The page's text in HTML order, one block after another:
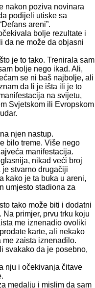
nakon poziva novinara
podijeli utiske sa
areni”.
bolje rezultate i
da ne može da objasni
je to tako. Trenirala sam
bolje nego ikad. Ali,
se ni baš najbolje, ali
da li je išta ili je to
na svijetu,
Svjetskom ili Evropskom
njen nastup.
bilo treme. Više nego
manifestacija.
nikad veći broj
stvarno drugačiji
kako je ta buka u areni,
umjesto stadiona za
tako može biti i dodatni
Na primjer, prvu trku koju
me iznenadio ovoliki
karte, ali nekako
me zaista iznenadilo.
svakako da je posebno,
nju i očekivanja čitave
medalju i mislim da sam